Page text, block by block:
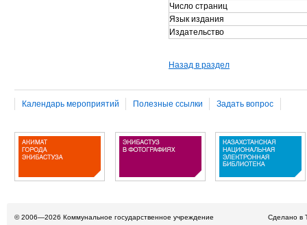
Число страниц
Язык издания
Издательство
Назад в раздел
Календарь мероприятий Полезные ссылки Задать вопрос
© 2006—2026 Коммунальное государственное учреждение
Сделано в